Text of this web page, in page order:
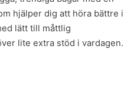
hjälper dig att höra bättre i
lätt till måttlig
lite extra stöd i vardagen.